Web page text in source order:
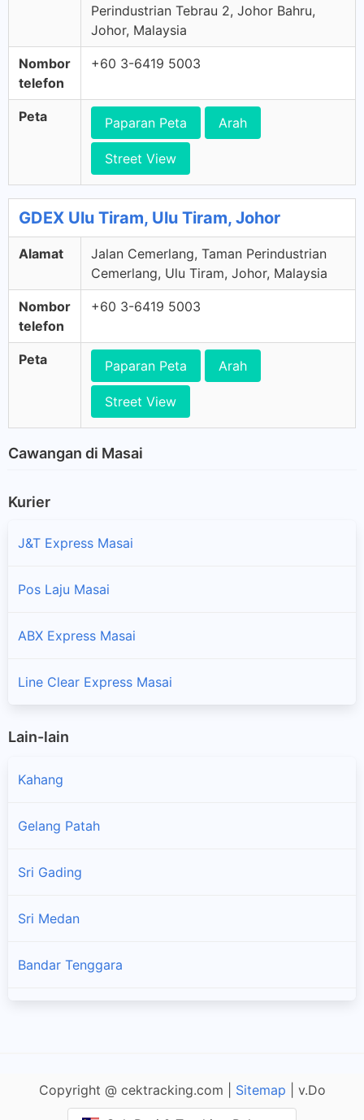
Perindustrian Tebrau 2, Johor Bahru,
Johor, Malaysia
Nombor
telefon
+60 3-6419 5003
Peta Paparan Peta Arah
Street View
GDEX Ulu Tiram, Ulu Tiram, Johor
Alamat
Jalan Cemerlang, Taman Perindustrian
Cemerlang, Ulu Tiram, Johor, Malaysia
Nombor
telefon
+60 3-6419 5003
Peta Paparan Peta Arah
Street View
Cawangan di Masai
Kurier
J&T Express Masai
Pos Laju Masai
ABX Express Masai
Line Clear Express Masai
Lain-lain
Kahang
Gelang Patah
Sri Gading
Sri Medan
Bandar Tenggara
Ayer Tawar 2
Copyright @ cektracking.com | Sitemap | v.Do